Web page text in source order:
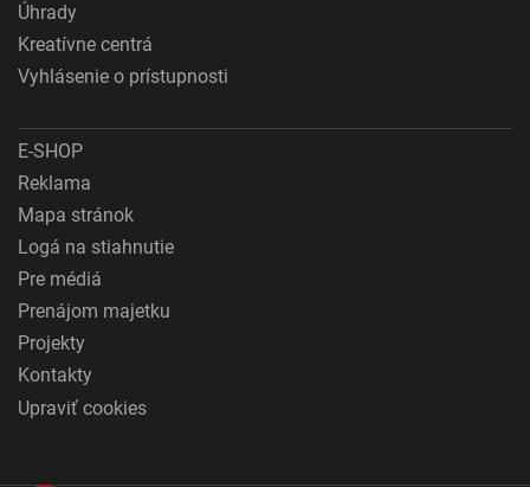
Úhrady
Kreatívne centrá
Vyhlásenie o prístupnosti
E-SHOP
Reklama
Mapa stránok
Logá na stiahnutie
Pre médiá
Prenájom majetku
Projekty
Kontakty
Upraviť cookies